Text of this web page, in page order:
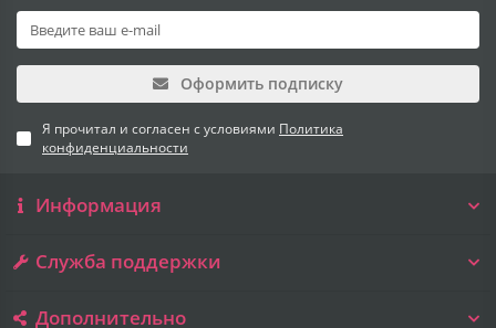
Оформить подписку
Я прочитал и согласен с условиями Политика
конфиденциальности
Информация
Служба поддержки
Дополнительно